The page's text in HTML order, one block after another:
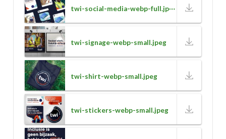
twi-social-media-webp-full.jpeg
twi-signage-webp-small.jpeg
twi-shirt-webp-small.jpeg
twi-stickers-webp-small.jpeg